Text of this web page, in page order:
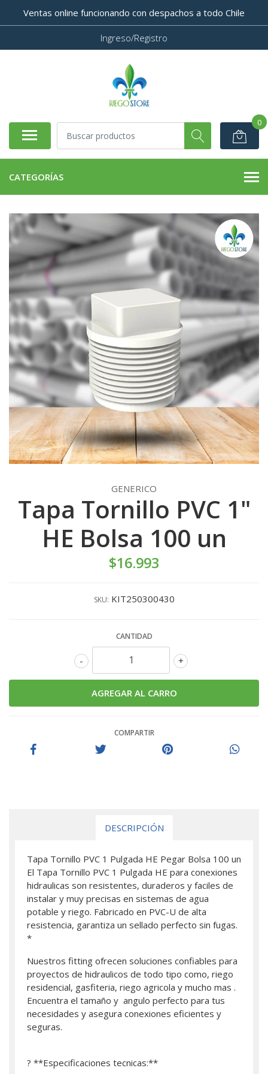
Ventas online funcionando con despachos a todo Chile
Ingreso/Registro
0
CATEGORÍAS
GENERICO
Tapa Tornillo PVC 1"
HE Bolsa 100 un
$16.993
SKU: KIT250300430
CANTIDAD
+
-
COMPARTIR
DESCRIPCIÓN
Tapa Tornillo PVC 1 Pulgada HE Pegar Bolsa 100 un
El Tapa Tornillo PVC 1 Pulgada HE para conexiones
hidraulicas son resistentes, duraderos y faciles de
instalar y muy precisas en sistemas de agua
potable y riego. Fabricado en PVC-U de alta
resistencia, garantiza un sellado perfecto sin fugas.
*
Nuestros fitting ofrecen soluciones confiables para
proyectos de hidraulicos de todo tipo como, riego
residencial, gasfiteria, riego agricola y mucho mas .
Encuentra el tamaño y angulo perfecto para tus
necesidades y asegura conexiones eficientes y
seguras.
? **Especificaciones tecnicas:**